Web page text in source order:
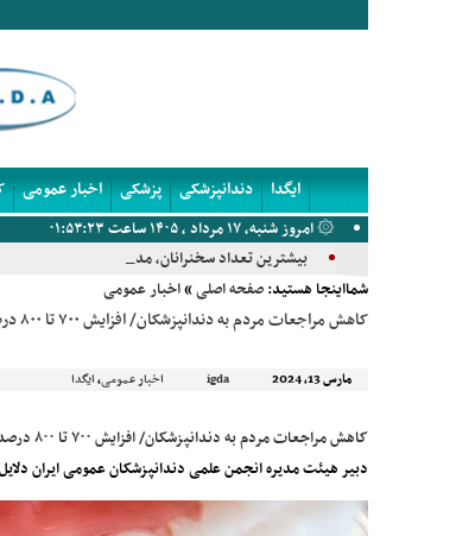
ایگدا دندانپزشکی پزشکی اخبار عمومی
۞ امروز شنبه, ۱۷ مرداد , ۱۴۰۵ ساعت ۰۱:۵۳:۲۳
بیشترین تعداد سخنرانان، مدیران پانل، س_
شمااینجا هستید:صفحه اصلی»اخبار عمومی
کاهش مراجعات مردم به دندانپزشکان/ افزایش ۷۰۰ تا ۸۰۰ درصدی قیمت محصولات دندانپزشکی
مارس 13, 2024 igda اخبار عمومی,ایگدا
کاهش مراجعات مردم به دندانپزشکان/ افزایش ۷۰۰ تا ۸۰۰ درصدی قیمت محصولات دندانپزشکی
دبیر هیئت مدیره انجمن علمی دندانپزشکان عمومی ایران